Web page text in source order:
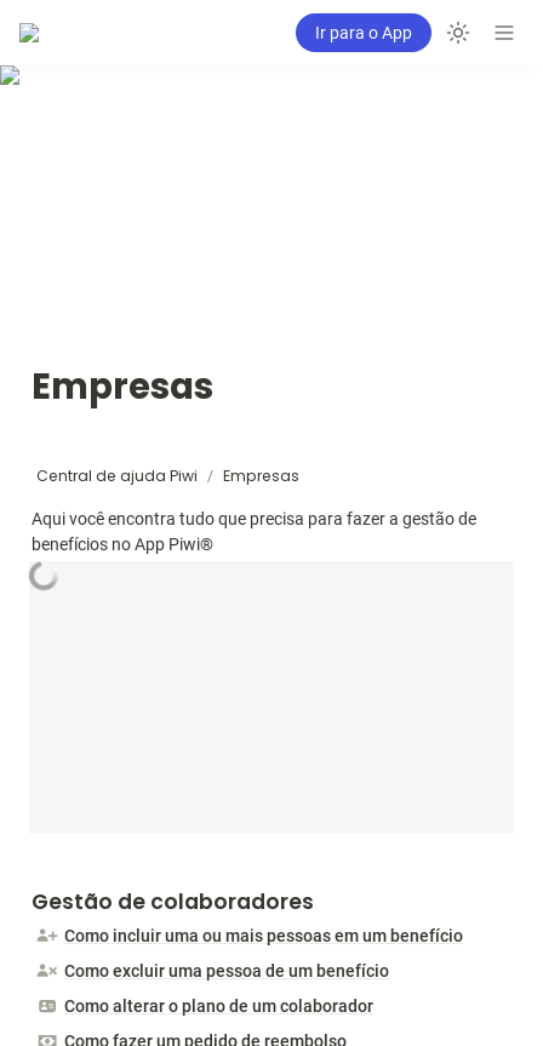
Ir para o App
Empresas
Central de ajuda Piwi / Empresas
Aqui você encontra tudo que precisa para fazer a gestão de
benefícios no App Piwi®
Gestão de colaboradores
Como incluir uma ou mais pessoas em um benefício
Como excluir uma pessoa de um benefício
Como alterar o plano de um colaborador
Como fazer um pedido de reembolso